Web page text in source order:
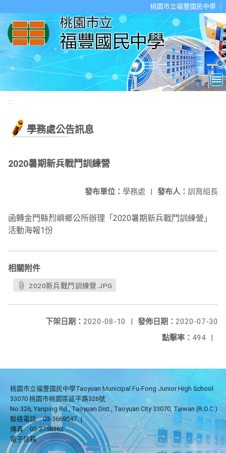
桃園市立福豐國民中學
:::
學務處公告訊息
2020暑期新兵戰鬥訓練營
發布人： 訓育組長
發布單位： 學務處 |
函轉金門縣烈嶼鄉公所辦理「2020暑期新兵戰鬥訓練營」
活動海報1份
相關附件
2020新兵戰鬥訓練營.JPG
發佈日期： 2020-07-30
下架日期： 2020-08-10
|
點擊率： 494 |
桃園市立福豐國民中學Taoyuan Municipal Fu-Fong Junior High School
33070 桃園市桃園區延平路326號
No.326, Yanping Rd., Taoyuan Dist., Taoyuan City 33070, Taiwan (R.O.C.)
聯絡電話
03-3669547 |
傳真
03-3758362
電子信箱